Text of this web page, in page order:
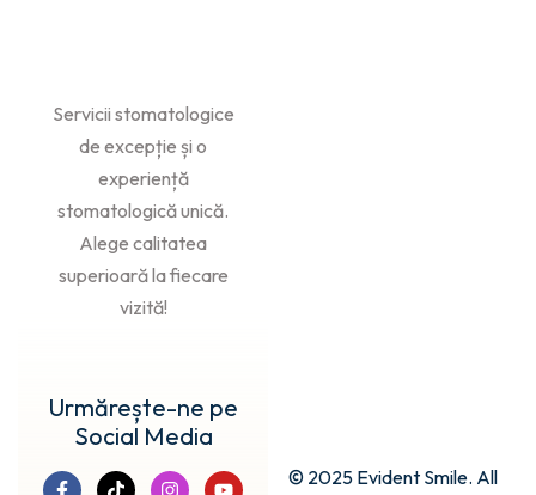
Servicii stomatologice
de excepție și o
experiență
stomatologică unică.
Alege calitatea
superioară la fiecare
vizită!
Urmărește-ne pe
Social Media
© 2025 Evident Smile. All